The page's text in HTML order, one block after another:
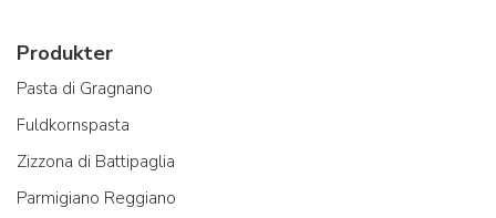
Produkter
Pasta di Gragnano
Fuldkornspasta
Zizzona di Battipaglia
Parmigiano Reggiano